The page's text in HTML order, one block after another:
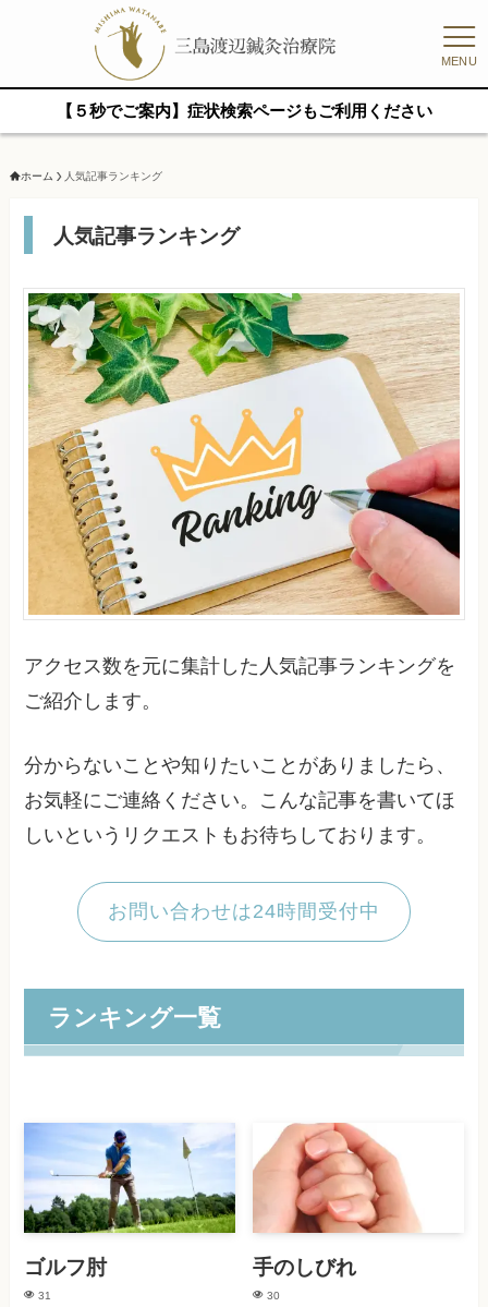
MENU
【５秒でご案内】症状検索ページもご利用ください
ホーム 人気記事ランキング
人気記事ランキング
アクセス数を元に集計した人気記事ランキングを
ご紹介します。
分からないことや知りたいことがありましたら、
お気軽にご連絡ください。こんな記事を書いてほ
しいというリクエストもお待ちしております。
お問い合わせは24時間受付中
ランキング一覧
ゴルフ肘
31
手のしびれ
30